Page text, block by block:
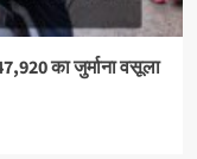
का जुर्माना वसूला